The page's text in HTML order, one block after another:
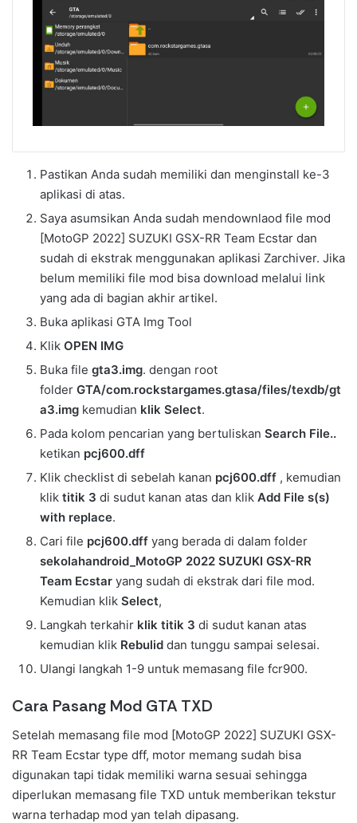
Pastikan Anda sudah memiliki dan menginstall ke-3
aplikasi di atas.
Saya asumsikan Anda sudah mendownlaod file mod
[MotoGP 2022] SUZUKI GSX-RR Team Ecstar dan
sudah di ekstrak menggunakan aplikasi Zarchiver. Jika
belum memiliki file mod bisa download melalui link
yang ada di bagian akhir artikel.
Buka aplikasi GTA Img Tool
Klik OPEN IMG
Buka file gta3.img. dengan root
folder GTA/com.rockstargames.gtasa/files/texdb/gt
a3.img kemudian klik Select.
Pada kolom pencarian yang bertuliskan Search File..
ketikan pcj600.dff
Klik checklist di sebelah kanan pcj600.dff , kemudian
klik titik 3 di sudut kanan atas dan klik Add File s(s)
with replace.
Cari file pcj600.dff yang berada di dalam folder
sekolahandroid_MotoGP 2022 SUZUKI GSX-RR
Team Ecstar yang sudah di ekstrak dari file mod.
Kemudian klik Select,
Langkah terkahir klik titik 3 di sudut kanan atas
kemudian klik Rebulid dan tunggu sampai selesai.
Ulangi langkah 1-9 untuk memasang file fcr900.
Cara Pasang Mod GTA TXD
Setelah memasang file mod [MotoGP 2022] SUZUKI GSX-
RR Team Ecstar type dff, motor memang sudah bisa
digunakan tapi tidak memiliki warna sesuai sehingga
diperlukan memasang file TXD untuk memberikan tekstur
warna terhadap mod yan telah dipasang.